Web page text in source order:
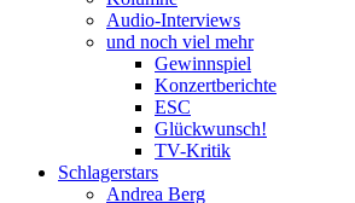
Audio-Interviews
und noch viel mehr
Gewinnspiel
Konzertberichte
ESC
Glückwunsch!
TV-Kritik
Schlagerstars
Andrea Berg